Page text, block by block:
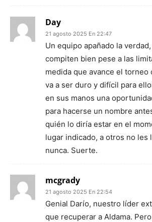
Day
21 agosto 2025 En 22:47
Un equipo apañado la
compiten bien pese a las
medida que avance el torneo
va a ser duro y difícil para
en sus manos una
para hacerse un nombre
quién lo diría estar en el
lugar indicado, a otros no les
nunca. Suerte.
mcgrady
21 agosto 2025 En 22:54
Genial Darío, nuestro líder
que recuperar a Aldama.